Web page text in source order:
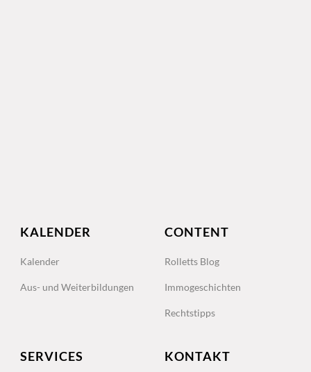
KALENDER
Kalender
Aus- und Weiterbildungen
CONTENT
Rolletts Blog
Immogeschichten
Rechtstipps
SERVICES KONTAKT